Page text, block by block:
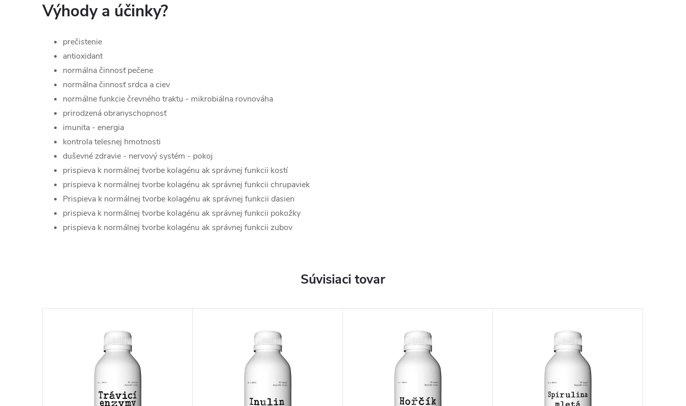
Výhody a účinky?
prečistenie
antioxidant
normálna činnosť pečene
normálna činnosť srdca a ciev
normálne funkcie črevného traktu - mikrobiálna rovnováha
prirodzená obranyschopnosť
imunita - energia
kontrola telesnej hmotnosti
duševné zdravie - nervový systém - pokoj
prispieva k normálnej tvorbe kolagénu ak správnej funkcii kostí
prispieva k normálnej tvorbe kolagénu ak správnej funkcii chrupaviek
Prispieva k normálnej tvorbe kolagénu ak správnej funkcii ďasien
prispieva k normálnej tvorbe kolagénu ak správnej funkcii pokožky
prispieva k normálnej tvorbe kolagénu ak správnej funkcii zubov
Súvisiaci tovar